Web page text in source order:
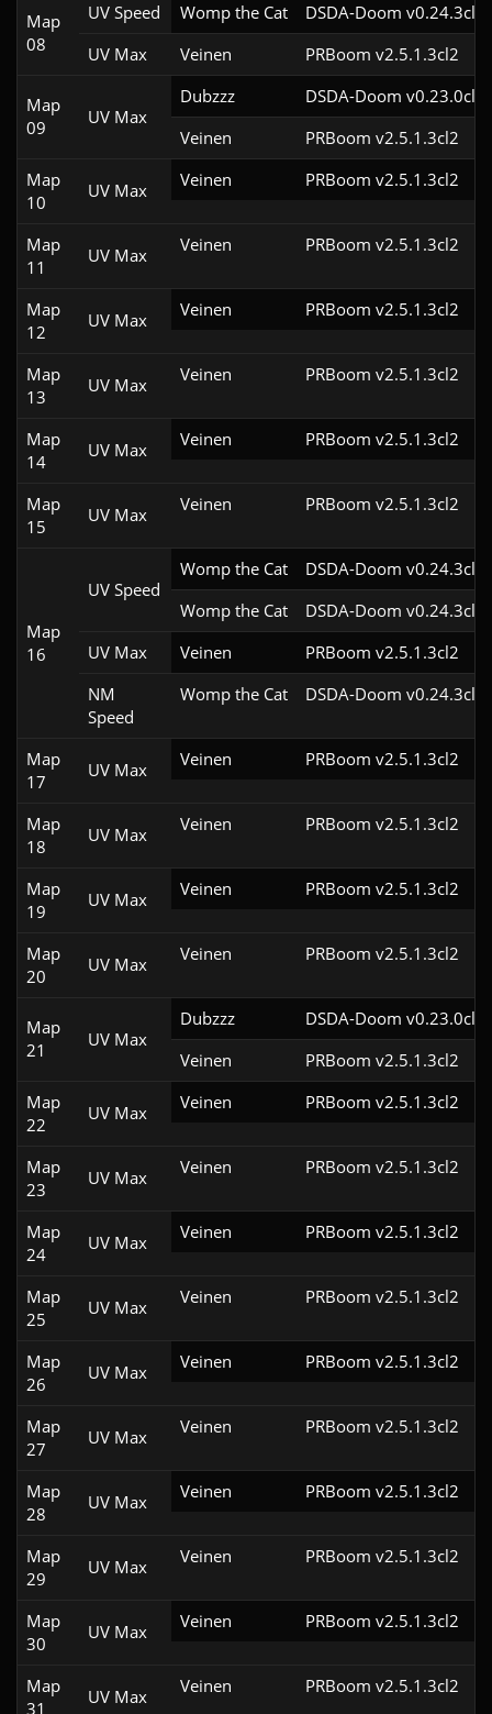
Map
08
UV Speed Womp the Cat
DSDA-Doom v0.24.3cl2
UV Max
Veinen PRBoom v2.5.1.3cl2
Map
09
UV Max
Dubzzz
DSDA-Doom v0.23.0cl2
Veinen
PRBoom v2.5.1.3cl2
Map
10
UV Max Veinen PRBoom v2.5.1.3cl2
Map
11
UV Max Veinen PRBoom v2.5.1.3cl2
Map
12
UV Max Veinen PRBoom v2.5.1.3cl2
Map
13
UV Max Veinen PRBoom v2.5.1.3cl2
Map
14
UV Max Veinen PRBoom v2.5.1.3cl2
Map
15
UV Max Veinen PRBoom v2.5.1.3cl2
Map
16
UV Speed
Womp the Cat
DSDA-Doom v0.24.3cl2
Womp the Cat
DSDA-Doom v0.24.3cl2
UV Max
Veinen
PRBoom v2.5.1.3cl2
NM
Speed
Womp the Cat DSDA-Doom v0.24.3cl2
Map
17
UV Max Veinen PRBoom v2.5.1.3cl2
Map
18
UV Max Veinen PRBoom v2.5.1.3cl2
Map
19
UV Max Veinen PRBoom v2.5.1.3cl2
Map
20
UV Max Veinen PRBoom v2.5.1.3cl2
Map
21
UV Max
Dubzzz
DSDA-Doom v0.23.0cl2
Veinen
PRBoom v2.5.1.3cl2
Map
22
UV Max Veinen PRBoom v2.5.1.3cl2
Map
23
UV Max Veinen PRBoom v2.5.1.3cl2
Map
24
UV Max Veinen PRBoom v2.5.1.3cl2
Map
25
UV Max Veinen PRBoom v2.5.1.3cl2
Map
26
UV Max Veinen PRBoom v2.5.1.3cl2
Map
27
UV Max Veinen PRBoom v2.5.1.3cl2
Map
28
UV Max Veinen PRBoom v2.5.1.3cl2
Map
29
UV Max Veinen PRBoom v2.5.1.3cl2
Map
30
UV Max Veinen PRBoom v2.5.1.3cl2
Map
31
UV Max Veinen PRBoom v2.5.1.3cl2